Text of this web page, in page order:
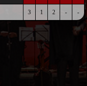
3 1 2 - -